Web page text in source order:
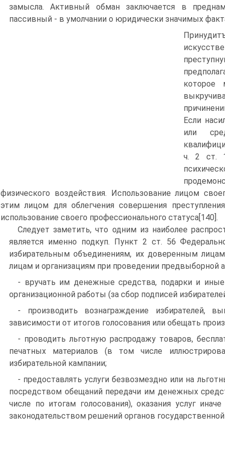
замысла. Активный обман заключается в
пассивный - в умолчании о юридически значимых
которое
Если
или
ч. 2 ст.
физического воздействия. Использование лицом
этим лицом для облегчения совершения
использование своего профессионального статуса[140].
Следует заметить, что одним из наиболее
является именно подкуп. Пункт 2 ст. 56
избирательным объединениям, их доверенным
лицам и организациям при проведении предвыборной
- вручать им денежные средства, подарки и
организационной работы (за сбор подписей
- производить вознаграждение избирателей,
зависимости от итогов голосования или обещать
- проводить льготную распродажу товаров,
печатных материалов (в том числе
избирательной кампании;
- предоставлять услуги безвозмездно или на
посредством обещаний передачи им денежных
числе по итогам голосования), оказания услуг
законодательством решений органов